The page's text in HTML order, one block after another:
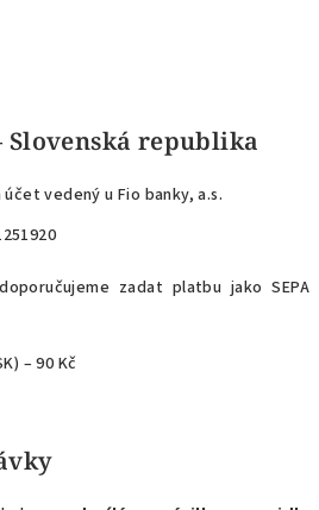
Slovenská republika
účet vedený u Fio banky, a.s.
zadat platbu jako SEPA
– 90 Kč